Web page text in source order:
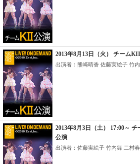
2013年8月13日（火） チーム
出演者：熊崎晴香 佐藤実絵子 竹内
2013年8月3日（土） 17:00～
公演
出演者：佐藤実絵子 竹内舞 二村春